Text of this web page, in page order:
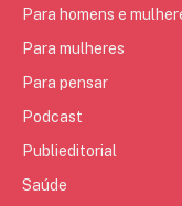
Para homens e
Para mulheres
Para pensar
Podcast
Publieditorial
Saúde